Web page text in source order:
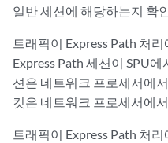
일반 세션에 해당하는지 확
트래픽이 Express Path 처
Express Path 세션이 SPU
션은 네트워크 프로세서에
킷은 네트워크 프로세서에
트래픽이 Express Path 처